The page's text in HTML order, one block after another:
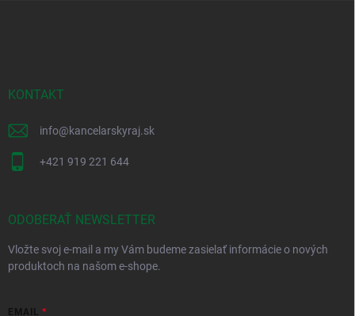
KONTAKT
info@kancelarskyraj.sk
+421 919 221 644
ODOBERAŤ NEWSLETTER
Vložte svoj e-mail a my Vám budeme zasielať informácie o nových
produktoch na našom e-shope.
EMAIL